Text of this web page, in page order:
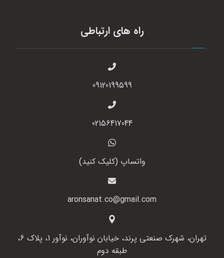
راه های ارتباطی
09120199599
02156417044
واتساپ (کلیک کنید)
aronsanat.co@gmail.com
تهران، شهرک صنعتی پرند، خیابان نوآوران، نوآور 1، پلاک 6،
طبقه دوم